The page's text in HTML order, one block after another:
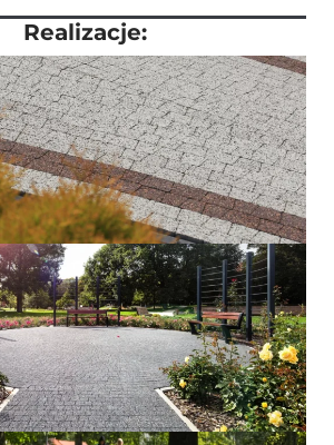
Realizacje: